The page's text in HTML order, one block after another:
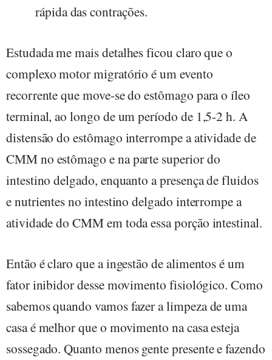
rápida das contrações.
Estudada me mais detalhes ficou claro que o
complexo motor migratório é um evento
recorrente que move-se do estômago para o íleo
terminal, ao longo de um período de 1,5-2 h. A
distensão do estômago interrompe a atividade de
CMM no estômago e na parte superior do
intestino delgado, enquanto a presença de fluidos
e nutrientes no intestino delgado interrompe a
atividade do CMM em toda essa porção intestinal.
Então é claro que a ingestão de alimentos é um
fator inibidor desse movimento fisiológico. Como
sabemos quando vamos fazer a limpeza de uma
casa é melhor que o movimento na casa esteja
sossegado. Quanto menos gente presente e fazendo